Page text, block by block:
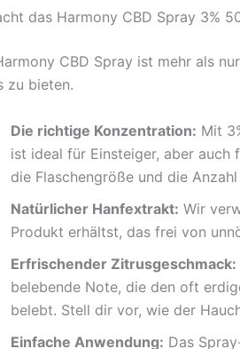
das Harmony CBD Spray 3%
CBD Spray ist mehr als
zu bieten.
Die richtige Konzentration: Mit
ist ideal für Einsteiger, aber auch
die Flaschengröße und die
Natürlicher Hanfextrakt: Wir
Produkt erhältst, das frei von
Erfrischender Zitrusgeschmack:
belebende Note, die den oft
belebt. Stell dir vor, wie der
Einfache Anwendung: Das